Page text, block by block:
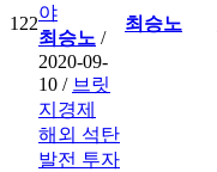
122
야
최승노 /
2020-09-
10 / 브릿
지경제
최승노
해외 석탄
발전 투자